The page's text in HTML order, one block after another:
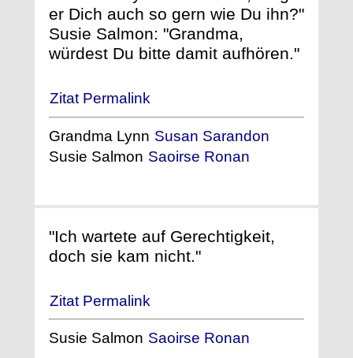
er Dich auch so gern wie Du ihn?"
Susie Salmon: "Grandma,
würdest Du bitte damit aufhören."
Zitat Permalink
Grandma Lynn Susan Sarandon
Susie Salmon Saoirse Ronan
"Ich wartete auf Gerechtigkeit,
doch sie kam nicht."
Zitat Permalink
Susie Salmon Saoirse Ronan